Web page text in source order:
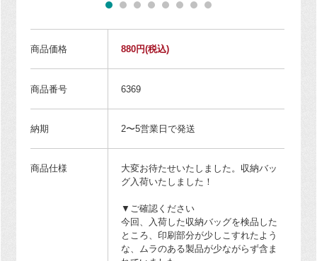
商品価格 880円(税込)
商品番号 6369
納期 2〜5営業日で発送
商品仕様
大変お待たせいたしました。収納バッ
グ入荷いたしました！
▼ご確認ください
今回、入荷した収納バッグを検品した
ところ、印刷部分が少しこすれたよう
な、ムラのある製品が少ながらず含ま